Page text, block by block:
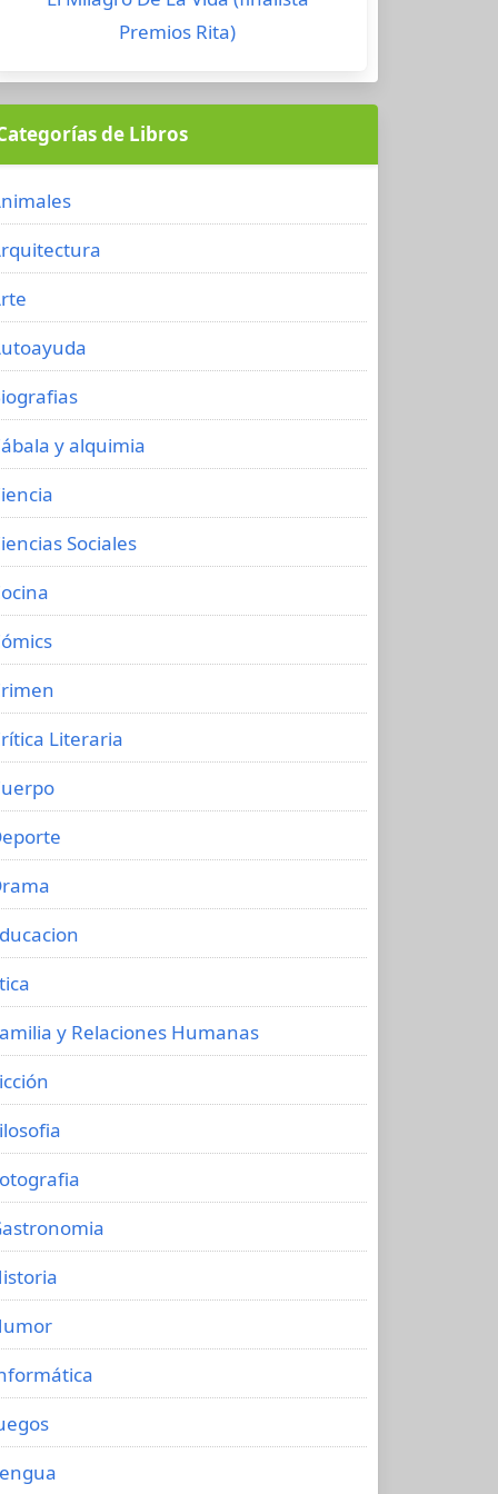
Premios Rita)
de Libros
y alquimia
Sociales
Literaria
y Relaciones Humanas